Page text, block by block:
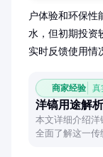
户体验和环保性
水，但初期投资
实时反馈使用情
商家经验 真
洋镐用途解析
本文详细介绍
全面了解这一传